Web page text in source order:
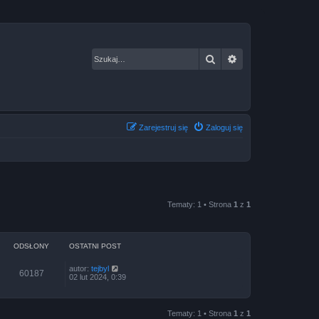
Szukaj
Zaloguj się
Zarejestruj się
Tematy: 1 • Strona 1 z 1
ODSŁONY OSTATNI POST
60187 autor: tejbyl
02 lut 2024, 0:39
Tematy: 1 • Strona 1 z 1